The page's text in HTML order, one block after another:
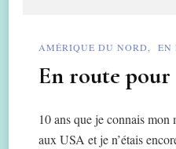
AMÉRIQUE DU NORD EN
En route
10 ans que je connais mon
aux USA et je n’étais